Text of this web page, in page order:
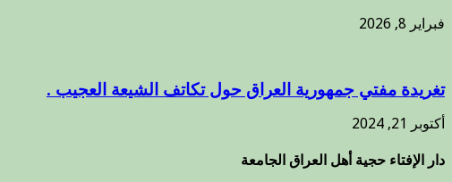
فبراير 8, 2026
تغريدة مفتي جمهورية العراق حول تكاتف الشيعة العجيب .
أكتوبر 21, 2024
دار الإفتاء حجية أهل العراق الجامعة